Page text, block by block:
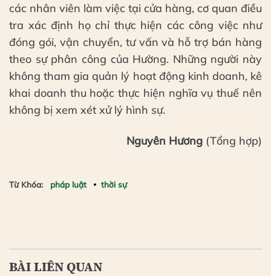
các nhân viên làm việc tại cửa hàng, cơ quan điều
tra xác định họ chỉ thực hiện các công việc như
đóng gói, vận chuyển, tư vấn và hỗ trợ bán hàng
theo sự phân công của Hường. Những người này
không tham gia quản lý hoạt động kinh doanh, kê
khai doanh thu hoặc thực hiện nghĩa vụ thuế nên
không bị xem xét xử lý hình sự.
Nguyên Hương (Tổng hợp)
Từ Khóa: pháp luật thời sự
BÀI LIÊN QUAN